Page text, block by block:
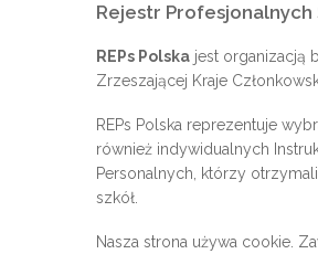
Rejestr Profesjonalnych
REPs Polska jest organizacją
Zrzeszającej Kraje
REPs Polska reprezentuje
również indywidualnych
Personalnych, którzy
szkół.
Nasza strona używa cookie.